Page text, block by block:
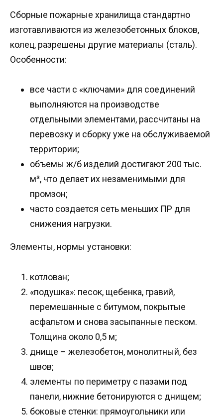
Сборные пожарные хранилища стандартно
изготавливаются из железобетонных блоков,
колец, разрешены другие материалы (сталь).
Особенности:
все части с «ключами» для соединений
выполняются на производстве
отдельными элементами, рассчитаны на
перевозку и сборку уже на обслуживаемой
территории;
объемы ж/б изделий достигают 200 тыс.
м³, что делает их незаменимыми для
промзон;
часто создается сеть меньших ПР для
снижения нагрузки.
Элементы, нормы установки:
котлован;
«подушка»: песок, щебенка, гравий,
перемешанные с битумом, покрытые
асфальтом и снова засыпанные песком.
Толщина около 0,5 м;
днище – железобетон, монолитный, без
швов;
элементы по периметру с пазами под
панели, нижние бетонируются с днищем;
боковые стенки: прямоугольники или